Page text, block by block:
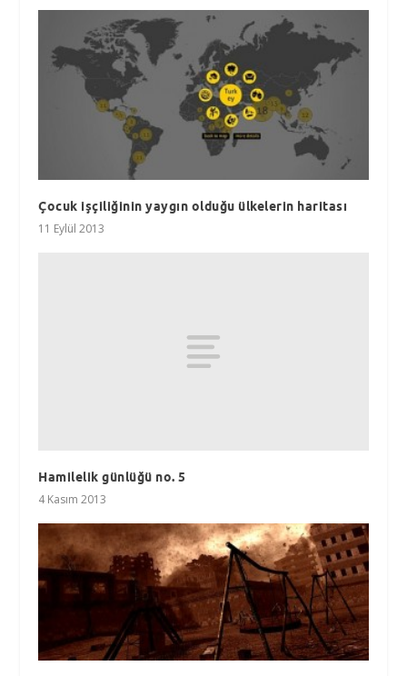
Çocuk işçiliğinin yaygın olduğu ülkelerin haritası
11 Eylül 2013
Hamilelik günlüğü no. 5
4 Kasım 2013